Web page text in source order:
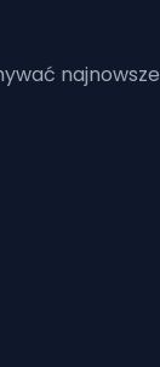
najnowsze